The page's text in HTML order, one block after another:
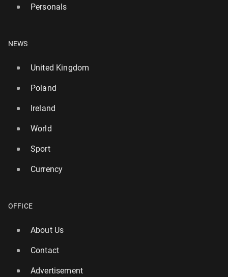
Personals
NEWS
United Kingdom
Poland
Ireland
World
Sport
Currency
OFFICE
About Us
Contact
Advertisement